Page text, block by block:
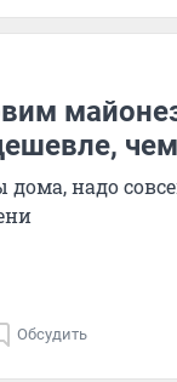
дома, надо
Обсудить